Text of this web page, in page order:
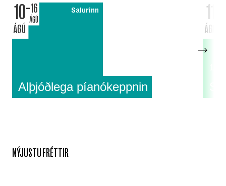
10
ÁGÚ
16
ÁGÚ
Salurinn
Alþjóðlega píanókeppnin
11
ÁGÚ
NÝJUSTU FRÉTTIR